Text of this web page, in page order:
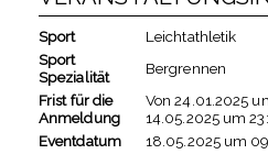
Sport
Leichtathletik
Sport
Spezialität
Bergrennen
Frist für die
Anmeldung
Von24.01.2025
14.05.2025um
Eventdatum
18.05.2025um